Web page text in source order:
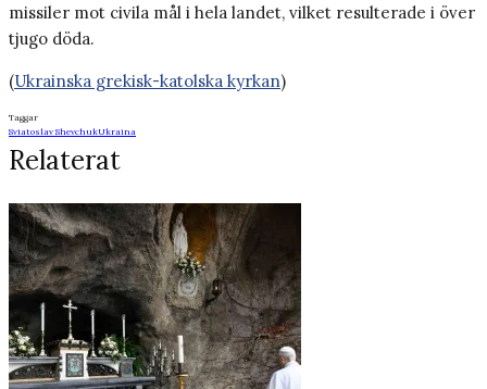
missiler mot civila mål i hela landet, vilket resulterade i över
tjugo döda.
(Ukrainska grekisk-katolska kyrkan)
Taggar
Sviatoslav ShevchukUkraina
Relaterat